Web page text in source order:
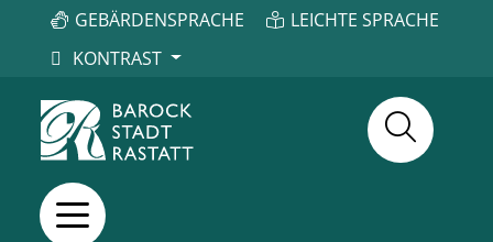
GEBÄRDENSPRACHE
LEICHTE SPRACHE
KONTRAST